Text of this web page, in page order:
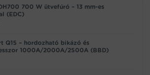
700 W ütvefúró – 13 mm-es
(EDC)
Q15 – hordozható bikázó és
1000A/2000A/2500A (BBD)